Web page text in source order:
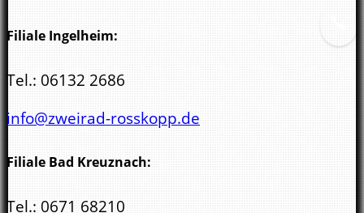
Filiale Ingelheim:
Tel.: 06132 2686
info@zweirad-rosskopp.de
Filiale Bad Kreuznach:
Tel.: 0671 68210